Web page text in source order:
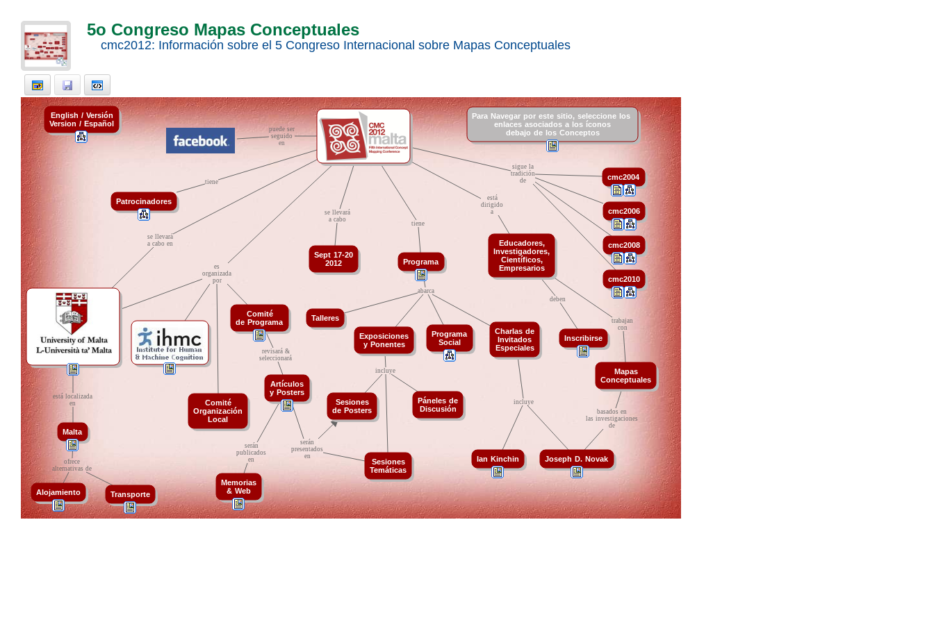
5o Congreso Mapas Conceptuales
cmc2012: Información sobre el 5 Congreso Internacional sobre Mapas Conceptuales
tiene
está
dirigido
a
ofrece
alternativas de
basados en
las investigaciones
de
abarca
incluye
trabajan
con
revisará &
seleccionará
serán
presentados
en
deben
se llevará
a cabo
incluye
sigue la
tradición
de
está localizada
en
puede ser
seguido
en
es
organizada
por
tiene
se llevará
a cabo en
serán
publicados
en
cmc2006
Sesiones
de Posters
Exposiciones
y Ponentes
Programa
Educadores,
Investigadores,
Científicos,
Empresarios
Talleres
Memorias
& Web
Páneles de
Discusión
Comité
Organización
Local
Mapas
Conceptuales
Para Navegar por este sitio, seleccione los
enlaces asociados a los íconos
debajo de los Conceptos
Sesiones
Temáticas
Ian Kinchin
Sept 17-20
2012
Comité
de Programa
Patrocinadores
cmc2004
Malta
cmc2010
.
Artículos
y Posters
facebook
Transporte
cmc2008
Inscribirse
English / Versión
Version / Español
Alojamiento
Joseph D. Novak
Programa
Social
.
Charlas de
Invitados
Especiales